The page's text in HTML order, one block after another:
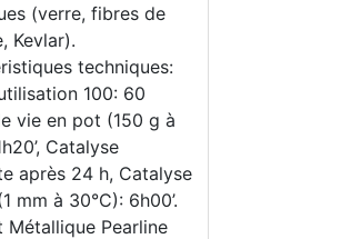
(verre, fibres de
Kevlar).
techniques:
100: 60
vie en pot (150 g à
Catalyse
après 24 h, Catalyse
mm à 30°C): 6h00’.
Métallique Pearline